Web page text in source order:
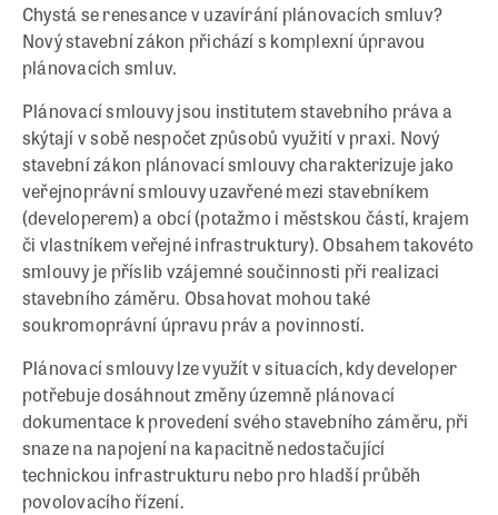
Chystá se renesance v uzavírání plánovacích smluv?
Nový stavební zákon přichází s komplexní úpravou
plánovacích smluv.
Plánovací smlouvy jsou institutem stavebního práva a
skýtají v sobě nespočet způsobů využití v praxi. Nový
stavební zákon plánovací smlouvy charakterizuje jako
veřejnoprávní smlouvy uzavřené mezi stavebníkem
(developerem) a obcí (potažmo i městskou částí, krajem
či vlastníkem veřejné infrastruktury). Obsahem takovéto
smlouvy je příslib vzájemné součinnosti při realizaci
stavebního záměru. Obsahovat mohou také
soukromoprávní úpravu práv a povinností.
Plánovací smlouvy lze využít v situacích, kdy developer
potřebuje dosáhnout změny územně plánovací
dokumentace k provedení svého stavebního záměru, při
snaze na napojení na kapacitně nedostačující
technickou infrastrukturu nebo pro hladší průběh
povolovacího řízení.